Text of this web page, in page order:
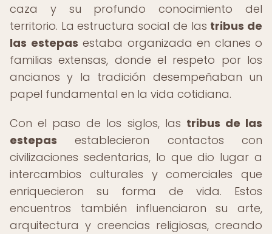
caza y su profundo conocimiento del
territorio. La estructura social de las tribus de
las estepas estaba organizada en clanes o
familias extensas, donde el respeto por los
ancianos y la tradición desempeñaban un
papel fundamental en la vida cotidiana.
Con el paso de los siglos, las tribus de las
estepas establecieron contactos con
civilizaciones sedentarias, lo que dio lugar a
intercambios culturales y comerciales que
enriquecieron su forma de vida. Estos
encuentros también influenciaron su arte,
arquitectura y creencias religiosas, creando